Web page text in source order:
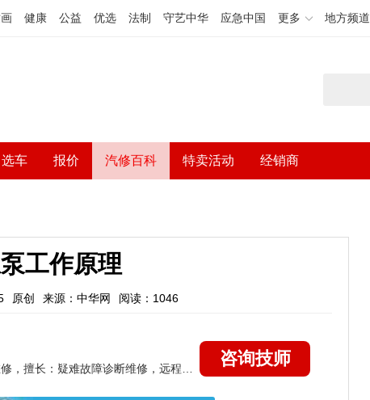
健康 公益 优选 法制 守艺中华 应急中国 更多 地方频道
选车 报价 汽修百科 特卖活动 经销商
工作原理
原创 来源：中华网 阅读：1046
咨询技师